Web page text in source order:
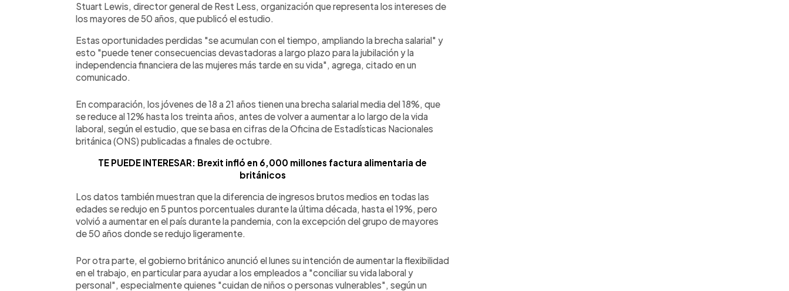
Stuart Lewis, director general de Rest Less, organización que representa los intereses de
los mayores de 50 años, que publicó el estudio.
Estas oportunidades perdidas "se acumulan con el tiempo, ampliando la brecha salarial" y
esto "puede tener consecuencias devastadoras a largo plazo para la jubilación y la
independencia financiera de las mujeres más tarde en su vida", agrega, citado en un
comunicado.
En comparación, los jóvenes de 18 a 21 años tienen una brecha salarial media del 18%, que
se reduce al 12% hasta los treinta años, antes de volver a aumentar a lo largo de la vida
laboral, según el estudio, que se basa en cifras de la Oficina de Estadísticas Nacionales
británica (ONS) publicadas a finales de octubre.
TE PUEDE INTERESAR: Brexit infló en 6,000 millones factura alimentaria de
británicos
Los datos también muestran que la diferencia de ingresos brutos medios en todas las
edades se redujo en 5 puntos porcentuales durante la última década, hasta el 19%, pero
volvió a aumentar en el país durante la pandemia, con la excepción del grupo de mayores
de 50 años donde se redujo ligeramente.
Por otra parte, el gobierno británico anunció el lunes su intención de aumentar la flexibilidad
en el trabajo, en particular para ayudar a los empleados a "conciliar su vida laboral y
personal", especialmente quienes "cuidan de niños o personas vulnerables", según un